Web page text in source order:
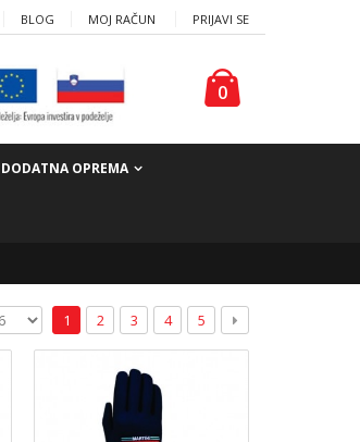
MOJ RAČUN PRIJAVI SE
BLOG
0
DODATNA OPREMA
1 2 3 4 5